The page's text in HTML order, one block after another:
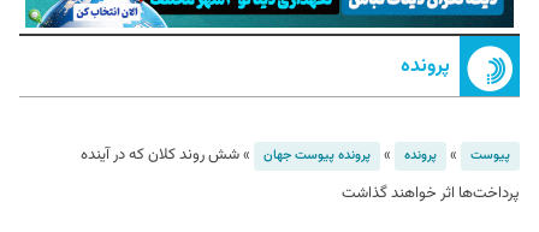
پرونده
پیوست » پرونده » پرونده پیوست جهان »شش روند کلان که در آینده
پرداخت‌ها اثر خواهند گذاشت